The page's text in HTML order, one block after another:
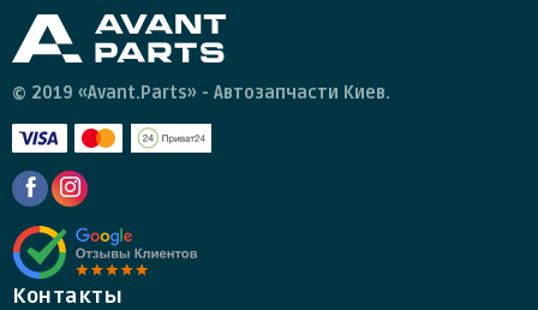
© 2019 «Avant.Parts» - Автозапчасти Киев.
Контакты